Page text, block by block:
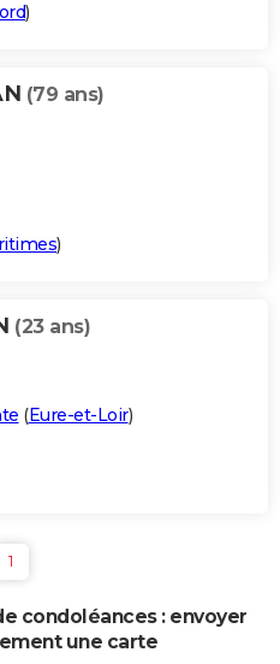
)
(79 ans)
)
(23 ans)
(Eure-et-Loir)
1
condoléances : envoyer
une carte